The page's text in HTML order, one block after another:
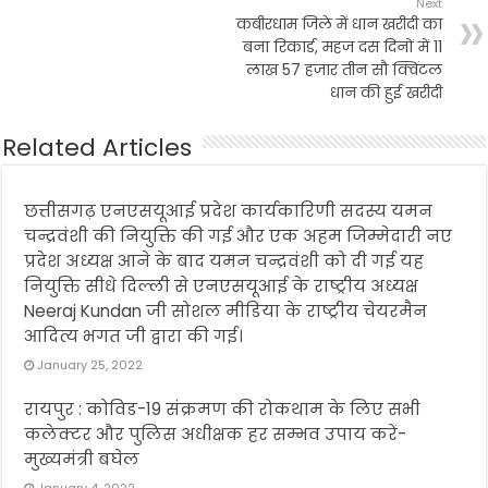
कबीरधाम जिले में धान खरीदी का
बना रिकार्ड, महज दस दिनों में 11
लाख 57 हजार तीन सौ क्विंटल
धान की हुई खरीदी
Related Articles
छत्तीसगढ़ एनएसयूआई प्रदेश कार्यकारिणी सदस्य यमन
चन्द्रवंशी की नियुक्ति की गई और एक अहम जिम्मेदारी नए
प्रदेश अध्यक्ष आने के बाद यमन चन्द्रवंशी को दी गई यह
नियुक्ति सीधे दिल्ली से एनएसयूआई के राष्ट्रीय अध्यक्ष
Neeraj Kundan जी सोशल मीडिया के राष्ट्रीय चेयरमैन
आदित्य भगत जी द्वारा की गई।
January 25, 2022
रायपुर : कोविड-19 संक्रमण की रोकथाम के लिए सभी
कलेक्टर और पुलिस अधीक्षक हर सम्भव उपाय करें-
मुख्यमंत्री बघेल